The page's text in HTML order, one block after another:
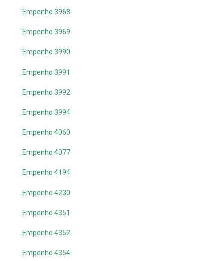
Empenho 3968
Empenho 3969
Empenho 3990
Empenho 3991
Empenho 3992
Empenho 3994
Empenho 4060
Empenho 4077
Empenho 4194
Empenho 4230
Empenho 4351
Empenho 4352
Empenho 4354